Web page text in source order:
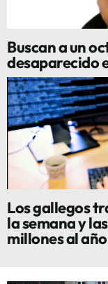
Buscan a un
desaparecido
Los gallegos
la semana y
millones al año